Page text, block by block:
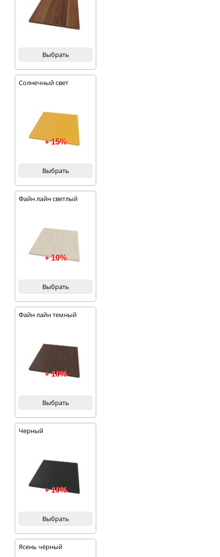
Выбрать
Солнечный свет
+ 15%
Выбрать
Файн лайн светлый
+ 10%
Выбрать
Файн лайн темный
+ 10%
Выбрать
Черный
+ 10%
Выбрать
Ясень чёрный